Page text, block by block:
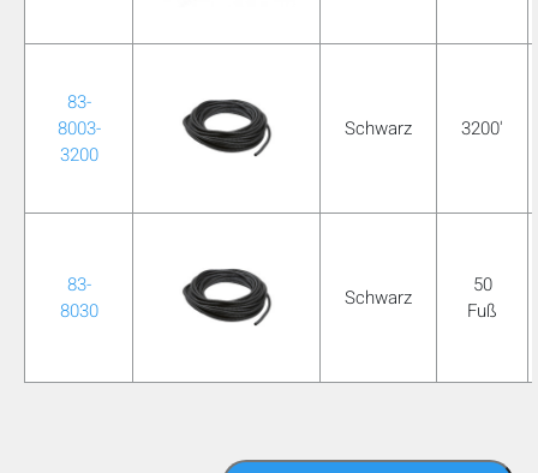
83-
8003-
3200
Schwarz 3200'
83-
8030
Schwarz
50
Fuß